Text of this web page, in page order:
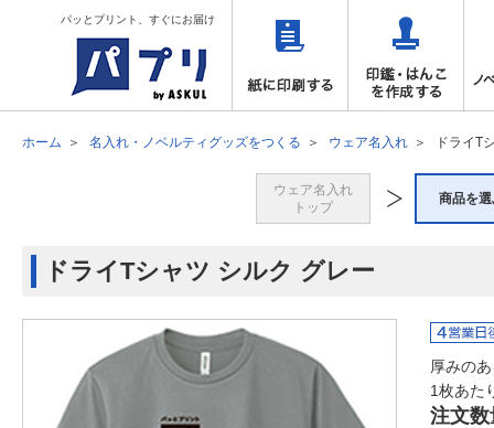
パッとプリント、すぐにお届け
ホーム 名入れ・ノベルティグッズをつくる ウェア名入れ ドライT
ウェア名入れ
トップ
商品を
ドライTシャツ シルク グレー
厚みの
1枚あた
注文数